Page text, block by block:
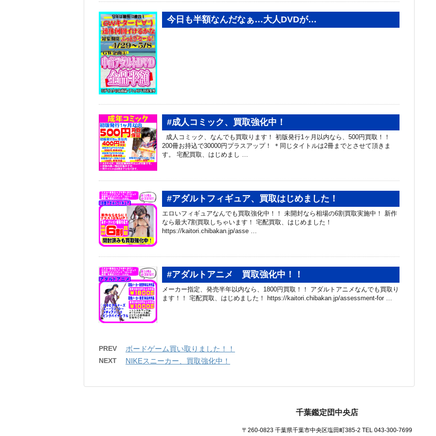
今日も半額なんだなぁ…大人DVDが…
#成人コミック、買取強化中！
成人コミック、なんでも買取ります！ 初版発行1ヶ月以内なら、500円買取！！
200冊お持込で30000円プラスアップ！ ＊同じタイトルは2冊までとさせて頂きま
す。 宅配買取、はじめまし …
#アダルトフィギュア、買取はじめました！
エロいフィギュアなんでも買取強化中！！ 未開封なら相場の6割買取実施中！ 新作
なら最大7割買取しちゃいます！ 宅配買取、はじめました！
https://kaitori.chibakan.jp/asse …
#アダルトアニメ 買取強化中！！
メーカー指定、発売半年以内なら、1800円買取！！ アダルトアニメなんでも買取り
ます！！ 宅配買取、はじめました！ https://kaitori.chibakan.jp/assessment-for …
PREV ボードゲーム買い取りました！！
NEXT NIKEスニーカー、買取強化中！
千葉鑑定団中央店
〒260-0823 千葉県千葉市中央区塩田町385-2 TEL 043-300-7699